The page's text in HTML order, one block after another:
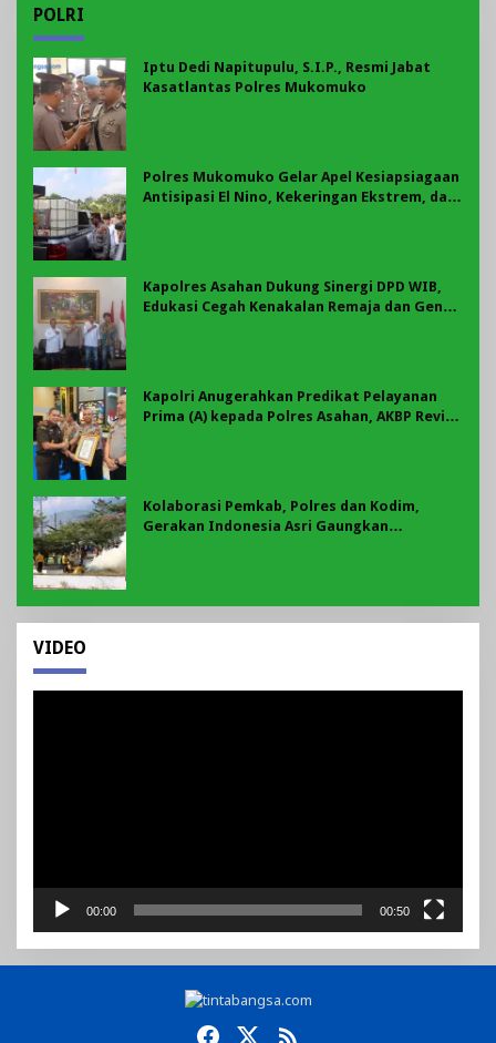
POLRI
Iptu Dedi Napitupulu, S.I.P., Resmi Jabat
Kasatlantas Polres Mukomuko
Polres Mukomuko Gelar Apel Kesiapsiagaan
Antisipasi El Nino, Kekeringan Ekstrem, dan
Kapolres Asahan Dukung Sinergi DPD WIB,
Edukasi Cegah Kenakalan Remaja dan Geng
Kapolri Anugerahkan Predikat Pelayanan
Prima (A) kepada Polres Asahan, AKBP Revi
Kolaborasi Pemkab, Polres dan Kodim,
Gerakan Indonesia Asri Gaungkan
VIDEO
00:00 00:50